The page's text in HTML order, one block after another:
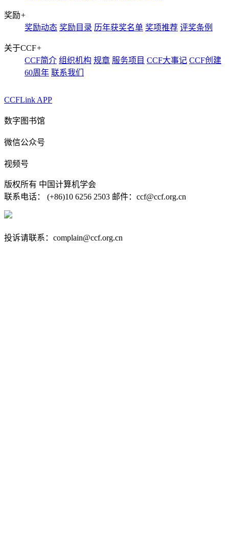
奖励+
奖励动态 奖励目录 历年获奖名单 奖项推荐 评奖条例
关于CCF+
CCF简介 组织机构 规章 服务项目 CCF大事记 CCF创建
60周年 联系我们
CCFLink APP
数字图书馆
微信公众号
视频号
版权所有 中国计算机学会
联系电话： (+86)10 6256 2503 邮件：ccf@ccf.org.cn
投诉请联系：complain@ccf.org.cn